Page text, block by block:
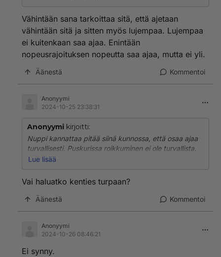
Vähintään sana tarkoittaa sitä, että ajetaan
vähintään sitä ja sitten myös lujempaa. Lujempaa
ei kuitenkaan saa ajaa. Enintään
nopeusrajoituksen nopeutta saa ajaa, mutta ei yli.
Äänestä Kommentoi
Anonyymi
2024-10-25 23:38:31
Anonyymi kirjoitti:
Nuppi kannattaa pitää siinä kunnossa, että osaa ajaa
turvallisesti. Puskurissa roikkuminen ei ole turvallista.
Se edessä ajava voi tietysti hidastaa nopeuttaan,
roikkua on raskas ajoneuvo, niin se kannattaa tehdä
Lue lisää
Vai haluatko kenties turpaan?
Äänestä Kommentoi
Anonyymi
2024-10-26 08:46:21
Ei synny.